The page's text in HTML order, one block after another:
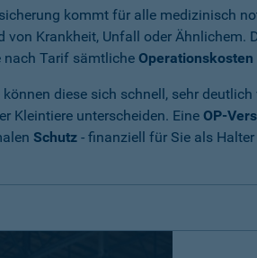
kommt für alle medizinisch
von Krankheit, Unfall oder Ähnlichem.
nach Tarif sämtliche Operationskosten
können diese sich schnell, sehr
Kleintiere unterscheiden. Eine OP-
Schutz - finanziell für Sie als